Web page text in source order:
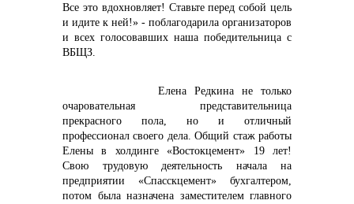
Все это вдохновляет! Ставьте перед собой цель
и идите к ней!» - поблагодарила организаторов
и всех голосовавших наша победительница с
ВБЩЗ.
Елена Редкина не только
очаровательная представительница
прекрасного пола, но и отличный
профессионал своего дела. Общий стаж работы
Елены в холдинге «Востокцемент» 19 лет!
Свою трудовую деятельность начала на
предприятии «Спасскцемент» бухгалтером,
потом была назначена заместителем главного